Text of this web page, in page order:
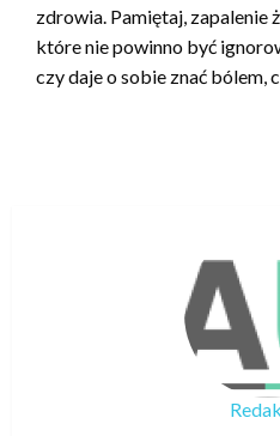
zdrowia. Pamiętaj, zapalenie
które nie powinno być
czy daje o sobie znać bólem,